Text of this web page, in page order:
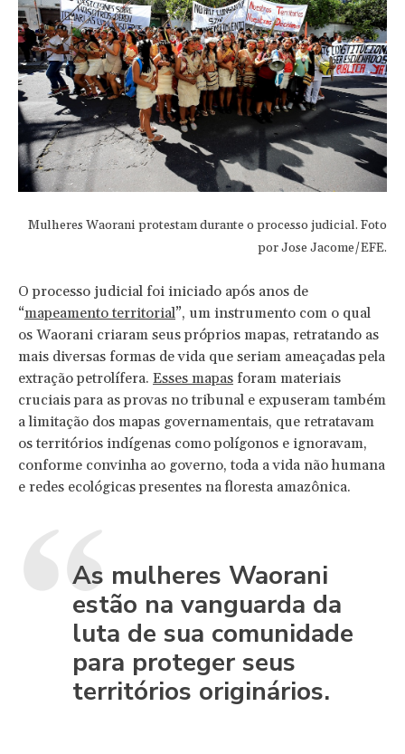
Mulheres Waorani protestam durante o processo judicial. Foto
por Jose Jacome/EFE.
O processo judicial foi iniciado após anos de
“mapeamento territorial”, um instrumento com o qual
os Waorani criaram seus próprios mapas, retratando as
mais diversas formas de vida que seriam ameaçadas pela
extração petrolífera. Esses mapas foram materiais
cruciais para as provas no tribunal e expuseram também
a limitação dos mapas governamentais, que retratavam
os territórios indígenas como polígonos e ignoravam,
conforme convinha ao governo, toda a vida não humana
e redes ecológicas presentes na floresta amazônica.
As mulheres Waorani
estão na vanguarda da
luta de sua comunidade
para proteger seus
territórios originários.